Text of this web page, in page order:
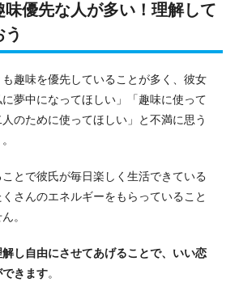
味優先な人が多い！理解して
趣味を優先していることが多く、彼女
夢中になってほしい」「趣味に使って
のために使ってほしい」と不満に思う
とで彼氏が毎日楽しく生活できている
さんのエネルギーをもらっていること
。
し自由にさせてあげることで、いい恋
きます。